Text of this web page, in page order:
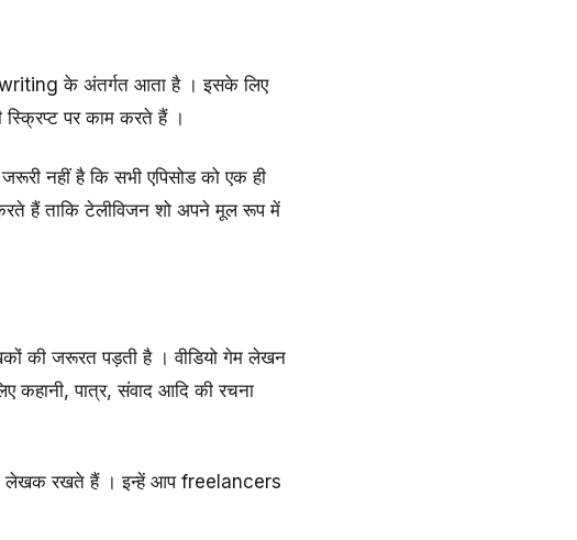
के अंतर्गत आता है । इसके लिए
पर काम करते हैं ।
नहीं है कि सभी एपिसोड को एक ही
हैं ताकि टेलीविजन शो अपने मूल रूप में
की जरूरत पड़ती है । वीडियो गेम लेखन
कहानी, पात्र, संवाद आदि की रचना
लेखक रखते हैं । इन्हें आप freelancers